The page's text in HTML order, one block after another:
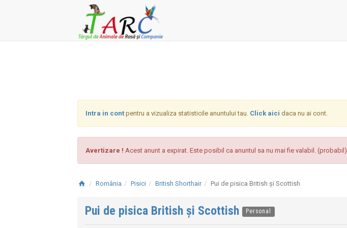
Intra in cont pentru a vizualiza statisticile anuntului tau. Click aici daca nu ai cont.
Avertizare ! Acest anunt a expirat. Este posibil ca anuntul sa nu mai fie valabil. (probabil)
România Pisici British Shorthair Pui de pisica British și Scottish
Pui de pisica British și Scottish Personal